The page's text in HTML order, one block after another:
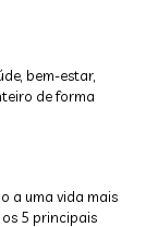
bem-estar,
de forma
a uma vida mais
os 5 principais